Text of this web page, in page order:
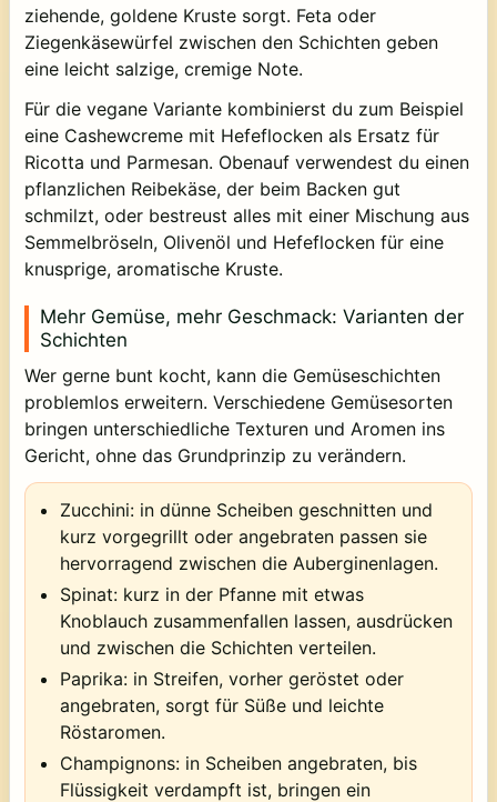
ziehende, goldene Kruste sorgt. Feta oder
Ziegenkäsewürfel zwischen den Schichten geben
eine leicht salzige, cremige Note.
Für die vegane Variante kombinierst du zum Beispiel
eine Cashewcreme mit Hefeflocken als Ersatz für
Ricotta und Parmesan. Obenauf verwendest du einen
pflanzlichen Reibekäse, der beim Backen gut
schmilzt, oder bestreust alles mit einer Mischung aus
Semmelbröseln, Olivenöl und Hefeflocken für eine
knusprige, aromatische Kruste.
Mehr Gemüse, mehr Geschmack: Varianten der
Schichten
Wer gerne bunt kocht, kann die Gemüseschichten
problemlos erweitern. Verschiedene Gemüsesorten
bringen unterschiedliche Texturen und Aromen ins
Gericht, ohne das Grundprinzip zu verändern.
Zucchini: in dünne Scheiben geschnitten und
kurz vorgegrillt oder angebraten passen sie
hervorragend zwischen die Auberginenlagen.
Spinat: kurz in der Pfanne mit etwas
Knoblauch zusammenfallen lassen, ausdrücken
und zwischen die Schichten verteilen.
Paprika: in Streifen, vorher geröstet oder
angebraten, sorgt für Süße und leichte
Röstaromen.
Champignons: in Scheiben angebraten, bis
Flüssigkeit verdampft ist, bringen ein